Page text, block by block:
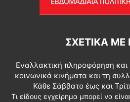
ΣΧΕΤΙΚΆ ΜΕ
Εναλλακτική πληροφόρηση και
κοινωνικά κινήματα και τη
Κάθε Σάββατο έως και
Τι είδους εγχείρημα μπορεί να